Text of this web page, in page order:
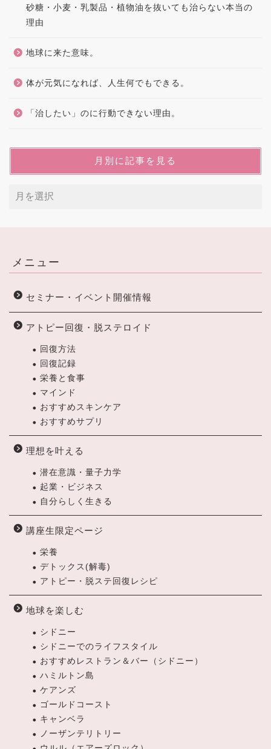
砂糖・小麦・乳製品・植物油を抜いても治らない本当の
理由
地球に来た意味。
体が元気になれば、人生何でもできる。
「治したい」のに行動できない理由。
月別に記事を見る
メニュー
セミナー・イベント開催情報
アトピー回復・脱ステロイド
回復方法
回復記録
栄養と食事
マインド
おすすめスキンケア
おすすめサプリ
理想を叶える
潜在意識・量子力学
起業・ビジネス
自分らしく生きる
講座生限定ページ
栄養
デトックス(解毒)
アトピー・脱ステ回復レシピ
地球を楽しむ
シドニー
シドニーでのライフスタイル
おすすめレストラン＆バー（シドニー）
ハミルトン島
ケアンズ
ゴールドコースト
キャンベラ
ノーザンテリトリー